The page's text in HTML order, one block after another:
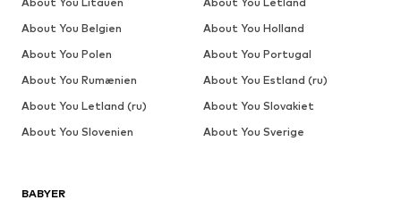
BABYER
About You Belgien
About You Holland
About You Polen
About You Portugal
About You Rumænien
About You Estland (ru)
About You Letland (ru)
About You Slovakiet
About You Slovenien
About You Sverige